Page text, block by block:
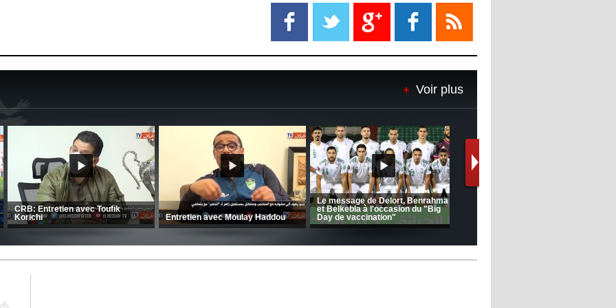
propriétaire
Le Barça savoure sa première
place et chambre le Real Madrid
de matchs"
12:39 - 2022/11/06
Real : Les dirigeants veulent le
départ d'Hazard cet hiver
Voir plus
Ligue 1 Mobilis (23ème journée):
MCO 5 – USB 0
(Coupe de la CAF) Nkana FC 1 -
CRB 0
CSC: La préparation des hommes
d’Amrani se poursuit en Tunisie
large
au FC